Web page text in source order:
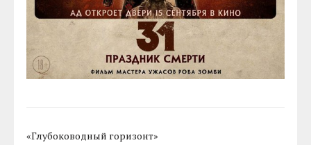
«Глубоководный горизонт»